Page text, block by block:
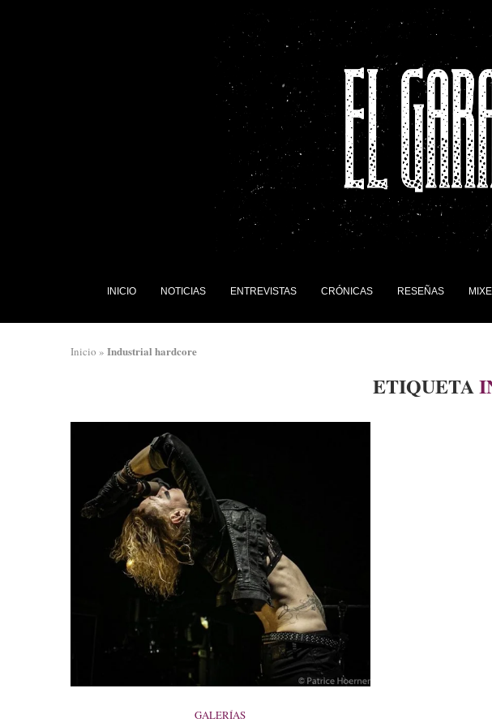
INICIO NOTICIAS ENTREVISTAS CRÓNICAS RESEÑAS
Inicio » Industrial hardcore
ETIQUETA
GALERÍAS